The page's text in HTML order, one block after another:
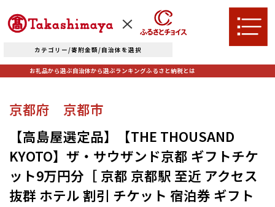
カテゴリー/寄附金額/自治体を選択
お礼品から選ぶ
肉 米・パン
果物類 エビ・カニ等
自治体から選ぶ
お礼品から選ぶ自治体から選ぶランキングふるさと納税とは
京都府 京都市
【高島屋選定品】【THE THOUSAND
KYOTO】ザ・サウザンド京都 ギフトチケ
ット9万円分［ 京都 京都駅 至近 アクセス
抜群 ホテル 割引 チケット 宿泊券 ギフト